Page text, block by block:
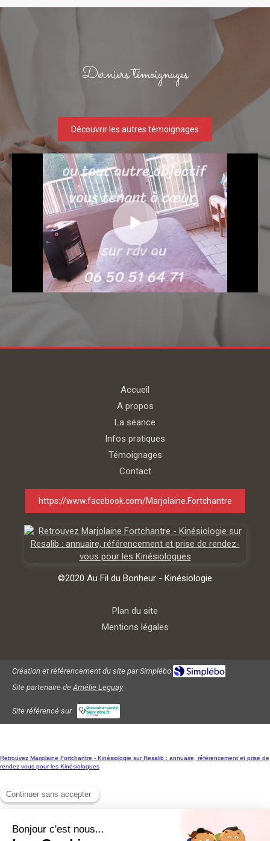
Derniers témoignages
Découvrir les autres témoignages
Accueil
A propos
La séance
Infos pratiques
Témoignages
Contact
https://www.facebook.com/Marjolaine.Fortchantre
©2020 Au Fil du Bonheur - Kinésiologie
Plan du site
Mentions légales
Création et référencement du site par Simplébo
Site partenaire de Amélie Leguay
Site référencé sur
Retrouvez Marjolaine Fortchantre - Kinésiologie sur Resalib : annuaire, référencement et prise de
rendez-vous pour les Kinésiologues